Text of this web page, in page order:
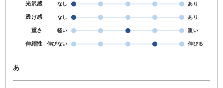
光沢感 なし あり
透け感 なし あり
重さ 軽い 重い
伸縮性 伸びない 伸びる
あ